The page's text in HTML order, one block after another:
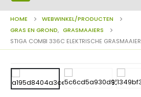
HOME
WEBWINKEL/PRODUCTEN
GRAS EN GROND, GRASMAAIERS
STIGA COMBI 336C ELEKTRISCHE GRASMAAIER